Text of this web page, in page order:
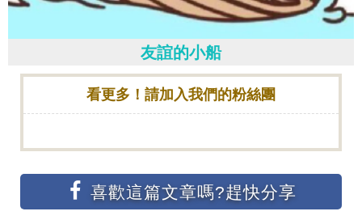
友誼的小船
看更多！請加入我們的粉絲團